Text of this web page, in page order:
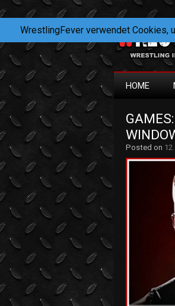
HOME
Posted on
WrestlingFever verwendet Cookies,